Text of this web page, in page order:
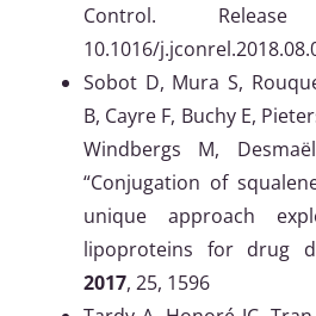
Control.
10.1016/
Sobot D, Mura S,
B, Cayre F, Buchy E,
Windbergs M,
“Conjugation of
unique approach
lipoproteins for drug
2017, 25, 1596